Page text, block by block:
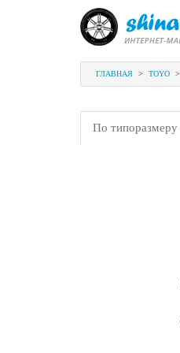
ГЛАВНАЯ > TOYO >
По типоразмеру